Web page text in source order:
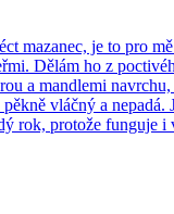
mazanec, je to pro
Dělám ho z
a mandlemi
vláčný a nepadá.
rok, protože funguje i